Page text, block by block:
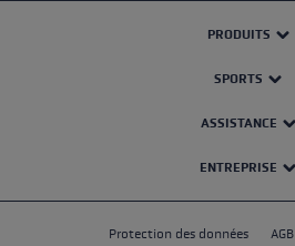
PRODUITS
SPORTS
ASSISTANCE
ENTREPRISE
Protection des données AGB